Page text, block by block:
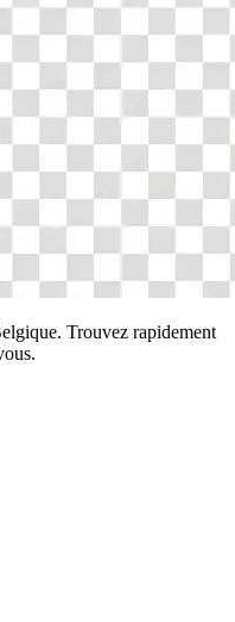
Trouvez rapidement